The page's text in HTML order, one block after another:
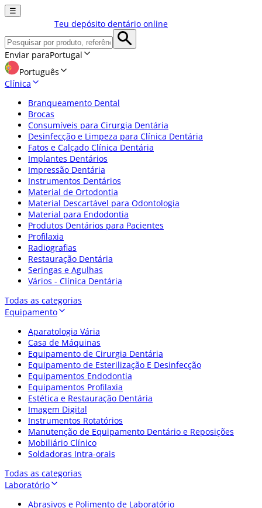
☰
Teu depósito dentário online
Enviar paraPortugal
Português
Clínica
Branqueamento Dental
Brocas
Consumíveis para Cirurgia Dentária
Desinfecção e Limpeza para Clínica Dentária
Fatos e Calçado Clínica Dentária
Implantes Dentários
Impressão Dentária
Instrumentos Dentários
Material de Ortodontia
Material Descartável para Odontologia
Material para Endodontia
Produtos Dentários para Pacientes
Profilaxia
Radiografias
Restauração Dentária
Seringas e Agulhas
Vários - Clínica Dentária
Todas as categorias
Equipamento
Aparatologia Vária
Casa de Máquinas
Equipamento de Cirurgia Dentária
Equipamento de Esterilização E Desinfecção
Equipamentos Endodontia
Equipamentos Profilaxia
Estética e Restauração Dentária
Imagem Digital
Instrumentos Rotatórios
Manutenção de Equipamento Dentário e Reposições
Mobiliário Clínico
Soldadoras Intra-orais
Todas as categorias
Laboratório
Abrasivos e Polimento de Laboratório